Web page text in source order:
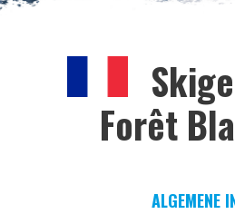
Forêt
ALGEMENE